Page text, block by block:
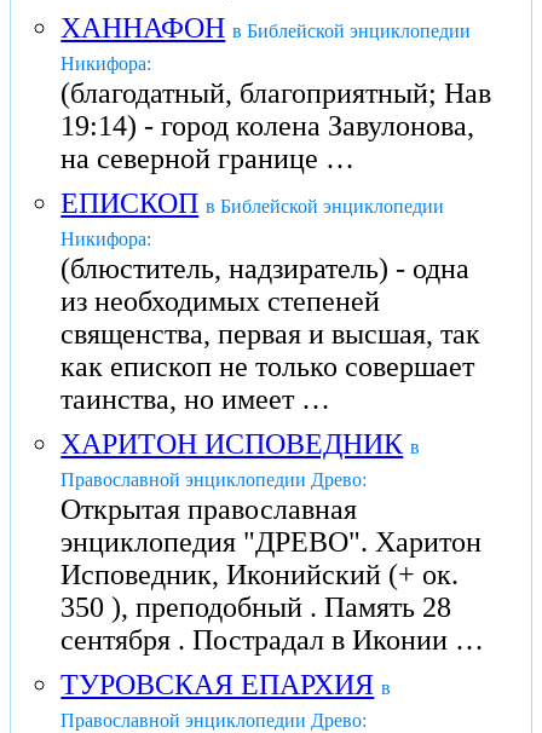
ХАННАФОН в Библейской энциклопедии
Никифора:
(благодатный, благоприятный; Нав
19:14) - город колена Завулонова,
на северной границе …
ЕПИСКОП в Библейской энциклопедии
Никифора:
(блюститель, надзиратель) - одна
из необходимых степеней
священства, первая и высшая, так
как епископ не только совершает
таинства, но имеет …
ХАРИТОН ИСПОВЕДНИК в
Православной энциклопедии Древо:
Открытая православная
энциклопедия "ДРЕВО". Харитон
Исповедник, Иконийский (+ ок.
350 ), преподобный . Память 28
сентября . Пострадал в Иконии …
ТУРОВСКАЯ ЕПАРХИЯ в
Православной энциклопедии Древо: